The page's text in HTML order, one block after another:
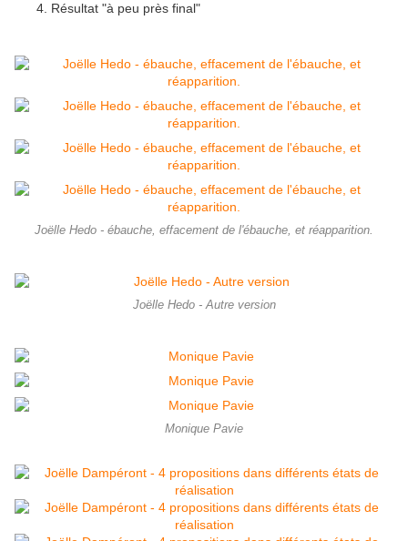
Résultat "à peu près final"
Joëlle Hedo - ébauche, effacement de l'ébauche, et réapparition.
Joëlle Hedo - Autre version
Monique Pavie